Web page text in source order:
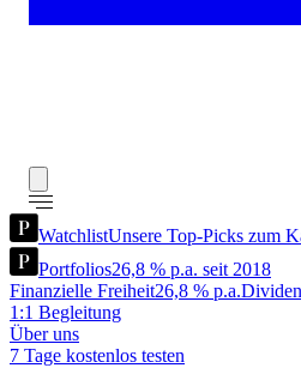
WatchlistUnsere Top-Picks zum
Portfolios26,8 % p.a. seit 2018
Finanzielle Freiheit26,8 % p.a.
1:1 Begleitung
Über uns
7 Tage kostenlos testen